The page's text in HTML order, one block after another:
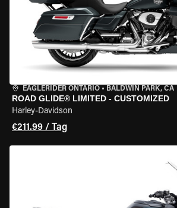
EAGLERIDER ONTARIO • BALDWIN PARK, CA
ROAD GLIDE® LIMITED - CUSTOMIZED
Harley-Davidson
€211.99 / Tag